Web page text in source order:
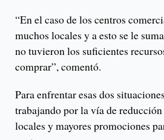
“En el caso de los centros
muchos locales y a esto se le
no tuvieron los suficientes
comprar”, comentó.
Para enfrentar esas dos
trabajando por la vía de
locales y mayores promociones